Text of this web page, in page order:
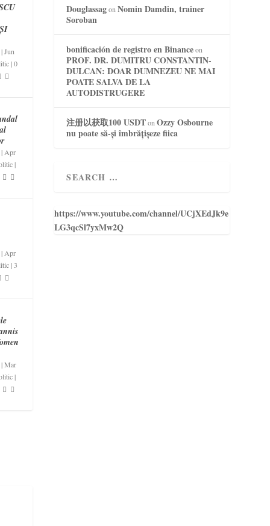
|Jun
|0
| Apr
|
| Apr
|3
|Mar
|
DouglassagonNomin Damdin, trainer
Soroban
bonificación de registro en Binanceon
PROF. DR. DUMITRU CONSTANTIN-
DULCAN: DOAR DUMNEZEU NE MAI
POATE SALVA DE LA
AUTODISTRUGERE
注册以获取100 USDTonOzzy Osbourne
nu poate să-și îmbrățișeze fiica
https://www.youtube.com/channel/UCjXEdJk9e
LG3qcSl7yxMw2Q